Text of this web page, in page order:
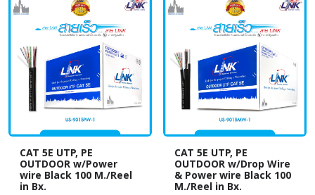
CAT 5E UTP, PE
OUTDOOR w/Power
wire Black 100 M./Reel
in Bx.
CAT 5E UTP, PE
OUTDOOR w/Drop Wire
& Power wire Black 100
M./Reel in Bx.